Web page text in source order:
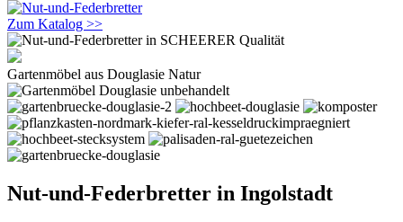
Zum Katalog >>
Gartenmöbel aus Douglasie Natur
Nut-und-Federbretter in Ingolstadt